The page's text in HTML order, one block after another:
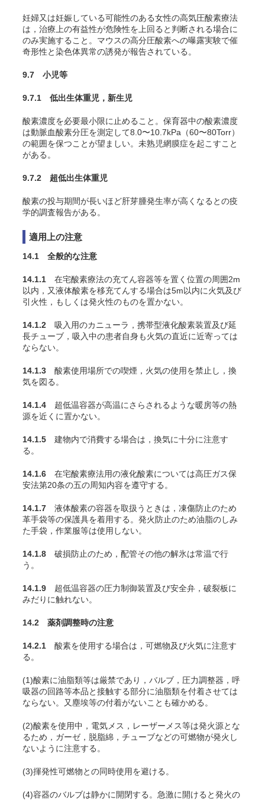
妊婦又は妊娠している可能性のある女性の高気圧酸素療法
は，治療上の有益性が危険性を上回ると判断される場合に
のみ実施すること。マウスの高分圧酸素への曝露実験で催
奇形性と染色体異常の誘発が報告されている 。
9.7 小児等
9.7.1 低出生体重児，新生児
酸素濃度を必要最小限に止めること。保育器中の酸素濃度
は動脈血酸素分圧を測定して8.0〜10.7kPa（60〜80Torr）
の範囲を保つことが望ましい。未熟児網膜症を起こすこと
がある 。
9.7.2 超低出生体重児
酸素の投与期間が長いほど肝芽腫発生率が高くなるとの疫
学的調査報告がある 。
適用上の注意
14.1 全般的な注意
14.1.1 在宅酸素療法の充てん容器等を置く位置の周囲2m
以内，又液体酸素を移充てんする場合は5m以内に火気及び
引火性，もしくは発火性のものを置かない。
14.1.2 吸入用のカニューラ，携帯型液化酸素装置及び延
長チューブ，吸入中の患者自身も火気の直近に近寄っては
ならない。
14.1.3 酸素使用場所での喫煙，火気の使用を禁止し，換
気を図る。
14.1.4 超低温容器が高温にさらされるような暖房等の熱
源を近くに置かない。
14.1.5 建物内で消費する場合は，換気に十分に注意す
る。
14.1.6 在宅酸素療法用の液化酸素については高圧ガス保
安法第20条の五の周知内容を遵守する。
14.1.7 液体酸素の容器を取扱うときは，凍傷防止のため
革手袋等の保護具を着用する。発火防止のため油脂のしみ
た手袋，作業服等は使用しない。
14.1.8 破損防止のため，配管その他の解氷は常温で行
う。
14.1.9 超低温容器の圧力制御装置及び安全弁，破裂板に
みだりに触れない。
14.2 薬剤調整時の注意
14.2.1 酸素を使用する場合は，可燃物及び火気に注意す
る。
(1)酸素に油脂類等は厳禁であり，バルブ，圧力調整器，呼
吸器の回路等本品と接触する部分に油脂類を付着させては
ならない。又塵埃等の付着がないことも確かめる。
(2)酸素を使用中，電気メス，レーザーメス等は発火源とな
るため，ガーゼ，脱脂綿，チューブなどの可燃物が発火し
ないように注意する 。
(3)揮発性可燃物との同時使用を避ける。
(4)容器のバルブは静かに開閉する。急激に開けると発火の